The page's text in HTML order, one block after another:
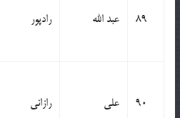
89 عبد الله رادپور
90 علی رازانی